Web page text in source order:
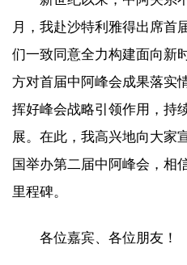
月，我赴沙特利雅得出席首
们一致同意全力构建面向新
方对首届中阿峰会成果落实
挥好峰会战略引领作用，持
展。在此，我高兴地向大家
国举办第二届中阿峰会，相
里程碑。
各位嘉宾、各位朋友！